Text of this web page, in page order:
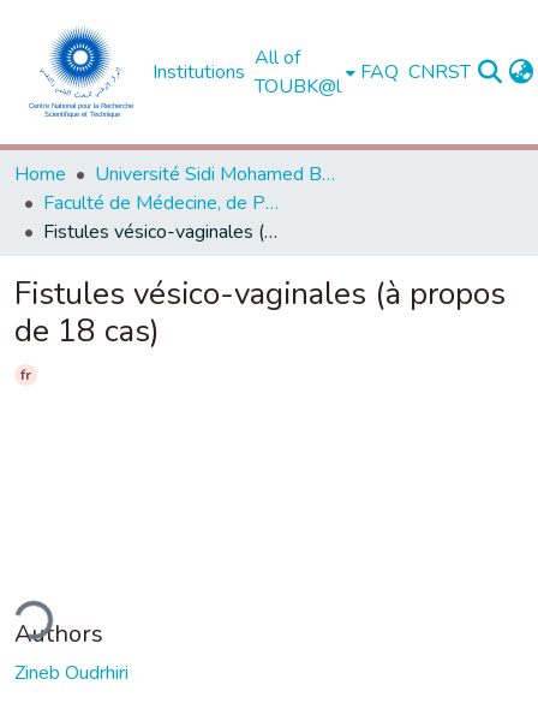
Institutions
All of
TOUBK@l
FAQ CNRST
Home
Université Sidi Mohamed Ben Abdellah de Fès
Faculté de Médecine, de Pharmacie et de Médecine Dentaire - Fès
Fistules vésico-vaginales (à propos de 18 cas)
Fistules vésico-vaginales (à propos
de 18 cas)
fr
Authors
Zineb Oudrhiri